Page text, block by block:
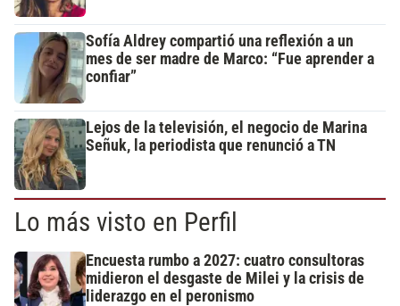
Sofía Aldrey compartió una reflexión a un
mes de ser madre de Marco: “Fue aprender a
confiar”
Lejos de la televisión, el negocio de Marina
Señuk, la periodista que renunció a TN
Lo más visto en Perfil
Encuesta rumbo a 2027: cuatro consultoras
midieron el desgaste de Milei y la crisis de
liderazgo en el peronismo